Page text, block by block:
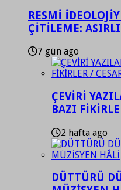
RESMİ
ÇİTİLEME:
7 gün ago
ÇEVİRİ
BAZI
2 hafta ago
DÜTTÜRÜ